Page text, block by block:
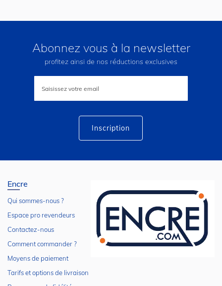
Abonnez vous à la newsletter
profitez ainsi de nos réductions exclusives
lettre
Inscription
Encre
Qui sommes-nous ?
Espace pro revendeurs
Contactez-nous
Comment commander ?
Moyens de paiement
Tarifs et options de livraison